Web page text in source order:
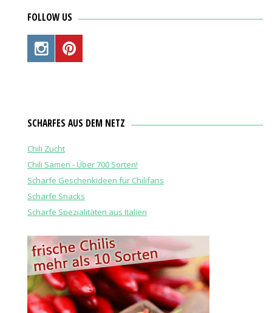
FOLLOW US
SCHARFES AUS DEM NETZ
Chili Zucht
Chili Samen - Über 700 Sorten!
Scharfe Geschenkideen für Chilifans
Scharfe Snacks
Scharfe Spezialitäten aus Italien